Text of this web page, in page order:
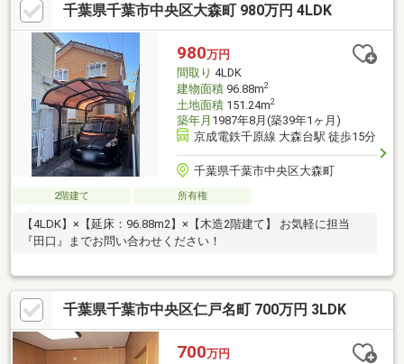
千葉県千葉市中央区大森町 980万円 4LDK
980万円
間取り 4LDK
建物面積96.88m2
土地面積151.24m2
築年月 1987年8月(築39年1ヶ月)
京成電鉄千原線 大森台駅 徒歩15分
千葉県千葉市中央区大森町
2階建て 所有権
【4LDK】×【延床：96.88m2】×【木造2階建て】 お気軽に担当
『田口』までお問い合わせください！
千葉県千葉市中央区仁戸名町 700万円 3LDK
700万円